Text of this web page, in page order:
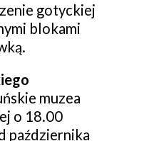
gotyckiej
blokami
muzea
o 18.00
października